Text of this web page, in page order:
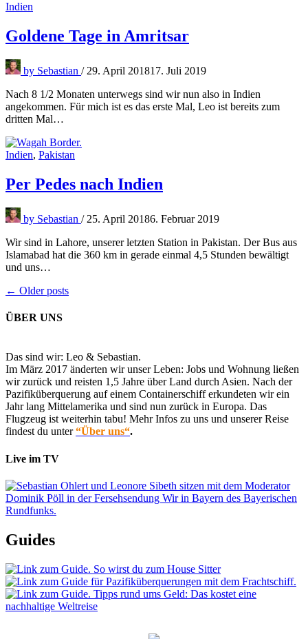
Indien
Goldene Tage in Amritsar
by Sebastian / 29. April 201817. Juli 2019
Nach 8 1/2 Monaten unterwegs sind wir nun also in Indien
angekommen. Für mich ist es das erste Mal, Leo ist bereits zum
dritten Mal…
Indien, Pakistan
Per Pedes nach Indien
by Sebastian / 25. April 20186. Februar 2019
Wir sind in Lahore, unserer letzten Station in Pakistan. Der Bus aus
Islamabad hat die 360 km in gerade einmal 4,5 Stunden bewältigt
und uns…
Beitragsnavigation
← Older posts
ÜBER UNS
Das sind wir: Leo & Sebastian.
Im März 2017 änderten wir unser Leben: Jobs und Wohnung ließen
wir zurück und reisten 1,5 Jahre über Land durch Asien. Nach der
Pazifiküberquerung auf einem Containerschiff erkundeten wir ein
Jahr lang Mittelamerika und sind nun zurück in Europa. Das
Flugzeug ist weiterhin tabu! Mehr Infos zu uns und unserer Reise
findest du unter“Über uns“.
Live im TV
Guides